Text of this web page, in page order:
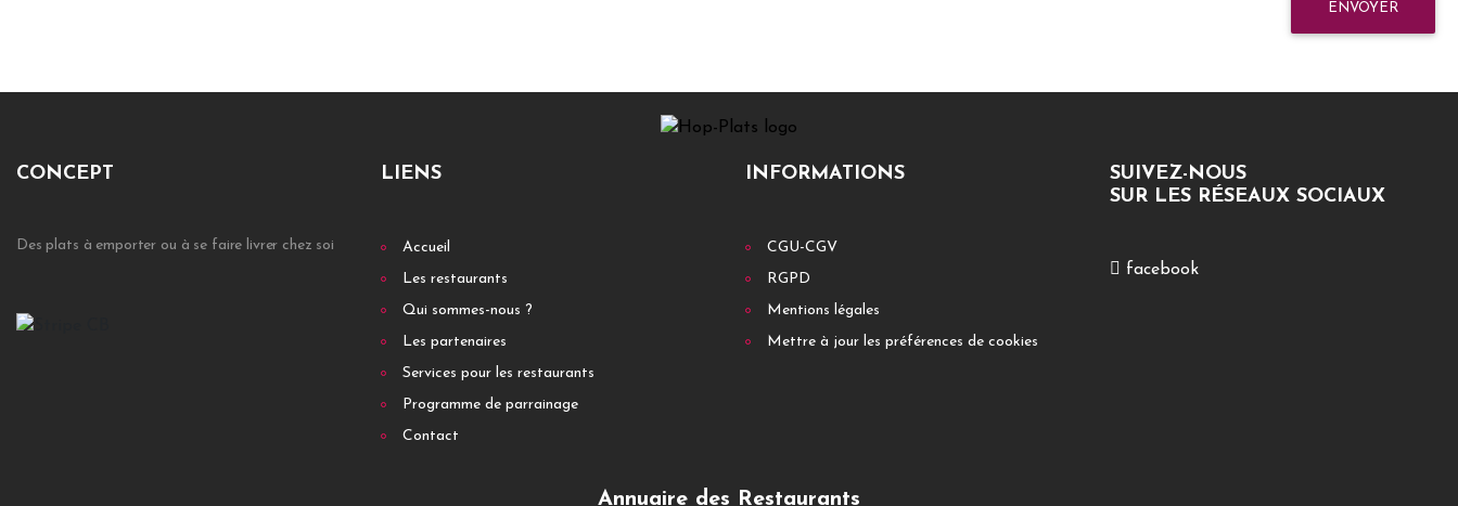
ENVOYER
CONCEPT
Des plats à emporter ou à se faire livrer chez soi
LIENS
Accueil
Les restaurants
Qui sommes-nous ?
Les partenaires
Services pour les restaurants
Programme de parrainage
Contact
INFORMATIONS
CGU-CGV
RGPD
Mentions légales
Mettre à jour les préférences de cookies
SUIVEZ-NOUS
SUR LES RÉSEAUX SOCIAUX
facebook
Annuaire des Restaurants